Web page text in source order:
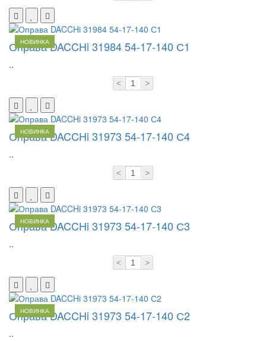
НОВИНКА
Оправа DACCHi 31984 54-17-140 С1
..
< >
НОВИНКА
Оправа DACCHi 31973 54-17-140 С4
..
< >
НОВИНКА
Оправа DACCHi 31973 54-17-140 С3
..
< >
НОВИНКА
Оправа DACCHi 31973 54-17-140 С2
..